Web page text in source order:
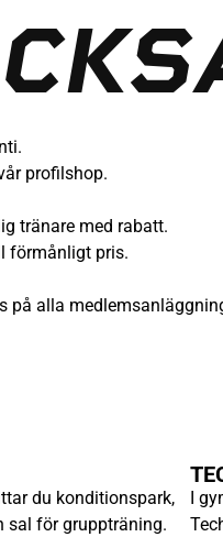
profilshop.
tränare med rabatt.
förmånligt pris.
på alla
du konditionspark,
sal för gruppträning.
I